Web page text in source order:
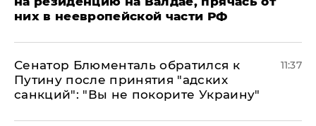
них в неевропейской части РФ
Сенатор Блюменталь обратился к
Путину после принятия "адских
санкций": "Вы не покорите Украину"
11:37